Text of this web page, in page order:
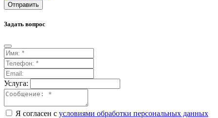
Отправить
Задать вопрос
Услуга:
Я согласен с условиями обработки персональных данных